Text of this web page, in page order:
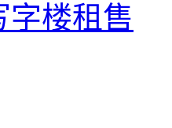
字楼租售